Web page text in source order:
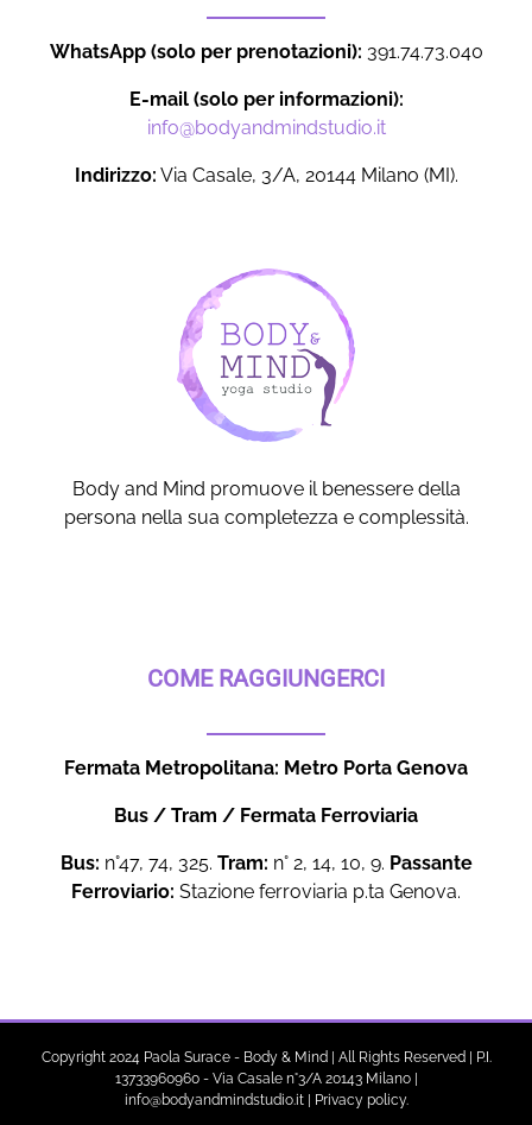
WhatsApp (solo per prenotazioni): 391.74.73.040
E-mail (solo per informazioni):
info@bodyandmindstudio.it
Indirizzo: Via Casale, 3/A, 20144 Milano (MI).
Body and Mind promuove il benessere della
persona nella sua completezza e complessità.
COME RAGGIUNGERCI
Fermata Metropolitana: Metro Porta Genova
Bus / Tram / Fermata Ferroviaria
Bus: n°47, 74, 325. Tram: n° 2, 14, 10, 9. Passante
Ferroviario: Stazione ferroviaria p.ta Genova.
Copyright 2024 Paola Surace - Body & Mind | All Rights Reserved | P.I.
13733960960 - Via Casale n°3/A 20143 Milano |
info@bodyandmindstudio.it| Privacy policy.